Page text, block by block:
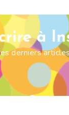
à
derniers